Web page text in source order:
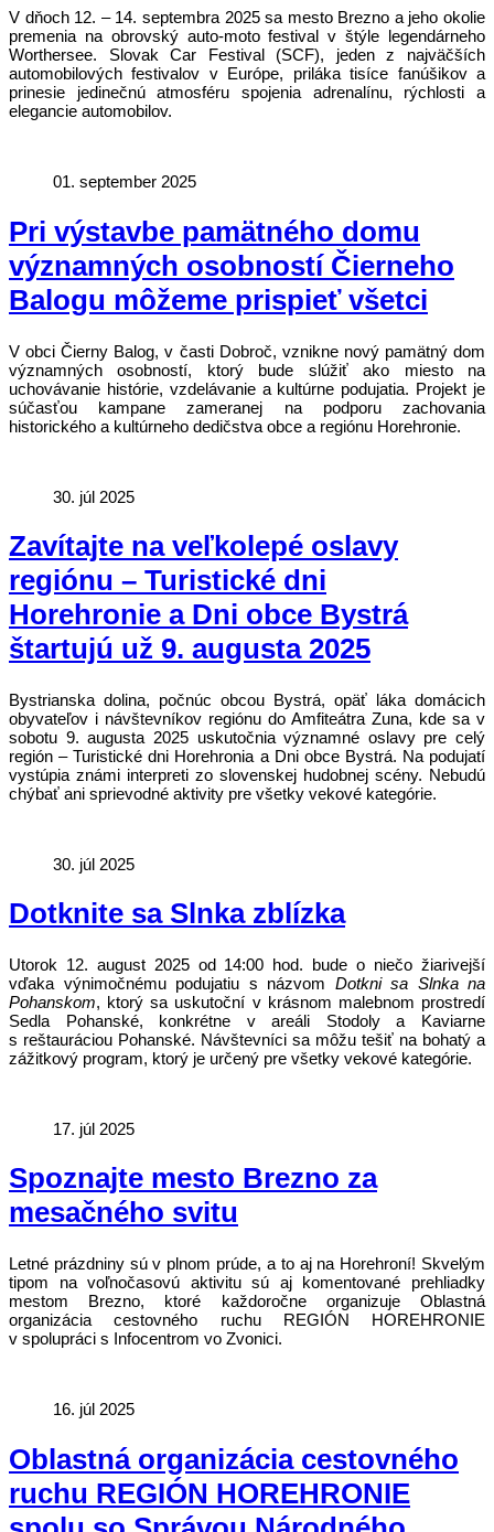
V dňoch 12. – 14. septembra 2025 sa mesto Brezno a jeho okolie
premenia na obrovský auto-moto festival v štýle legendárneho
Worthersee. Slovak Car Festival (SCF), jeden z najväčších
automobilových festivalov v Európe, priláka tisíce fanúšikov a
prinesie jedinečnú atmosféru spojenia adrenalínu, rýchlosti a
elegancie automobilov.
01. september 2025
Pri výstavbe pamätného domu
významných osobností Čierneho
Balogu môžeme prispieť všetci
V obci Čierny Balog, v časti Dobroč, vznikne nový pamätný dom
významných osobností, ktorý bude slúžiť ako miesto na
uchovávanie histórie, vzdelávanie a kultúrne podujatia. Projekt je
súčasťou kampane zameranej na podporu zachovania
historického a kultúrneho dedičstva obce a regiónu Horehronie.
30. júl 2025
Zavítajte na veľkolepé oslavy
regiónu – Turistické dni
Horehronie a Dni obce Bystrá
štartujú už 9. augusta 2025
Bystrianska dolina, počnúc obcou Bystrá, opäť láka domácich
obyvateľov i návštevníkov regiónu do Amfiteátra Zuna, kde sa v
sobotu 9. augusta 2025 uskutočnia významné oslavy pre celý
región – Turistické dni Horehronia a Dni obce Bystrá. Na podujatí
vystúpia známi interpreti zo slovenskej hudobnej scény. Nebudú
chýbať ani sprievodné aktivity pre všetky vekové kategórie.
30. júl 2025
Dotknite sa Slnka zblízka
Utorok 12. august 2025 od 14:00 hod. bude o niečo žiarivejší
vďaka výnimočnému podujatiu s názvom Dotkni sa Slnka na
Pohanskom, ktorý sa uskutoční v krásnom malebnom prostredí
Sedla Pohanské, konkrétne v areáli Stodoly a Kaviarne
s reštauráciou Pohanské. Návštevníci sa môžu tešiť na bohatý a
zážitkový program, ktorý je určený pre všetky vekové kategórie.
17. júl 2025
Spoznajte mesto Brezno za
mesačného svitu
Letné prázdniny sú v plnom prúde, a to aj na Horehroní! Skvelým
tipom na voľnočasovú aktivitu sú aj komentované prehliadky
mestom Brezno, ktoré každoročne organizuje Oblastná
organizácia cestovného ruchu REGIÓN HOREHRONIE
v spolupráci s Infocentrom vo Zvonici.
16. júl 2025
Oblastná organizácia cestovného
ruchu REGIÓN HOREHRONIE